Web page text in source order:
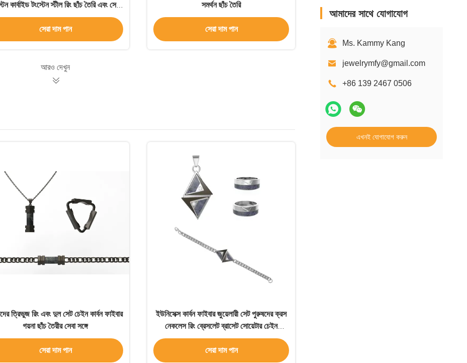
আমাদের সাথে যোগাযোগ
Ms. Kammy Kang
jewelrymfy@gmail.com
+86 139 2467 0506
এখনই যোগাযোগ করুন
কার্বাইড টংস্টেন স্টীল রিং ছাঁচ তৈরি এবং সেবা
তৈরীর প্রদান
সেরা দাম পান
সমর্থন ছাঁচ তৈরি
সেরা দাম পান
আরও দেখুন
ত্রিভুজ রিং এবং দুল সেট চেইন কার্বন ফাইবার
গয়না ছাঁচ তৈরীর সেবা সঙ্গে
সেরা দাম পান
ইউনিসেক্স কার্বন ফাইবার জুয়েলারী সেট পুরুষদের ক্রস
নেকলেস রিং ব্রেসলেট ব্রাসেট সোয়েটার চেইন
ফ্যাশনের জন্য
সেরা দাম পান